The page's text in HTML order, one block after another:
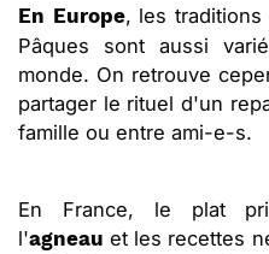
En Europe, les traditions
Pâques sont aussi
monde. On retrouve
partager le rituel d'un
famille ou entre ami-e-s.
En France, le plat
l'agneau et les recettes